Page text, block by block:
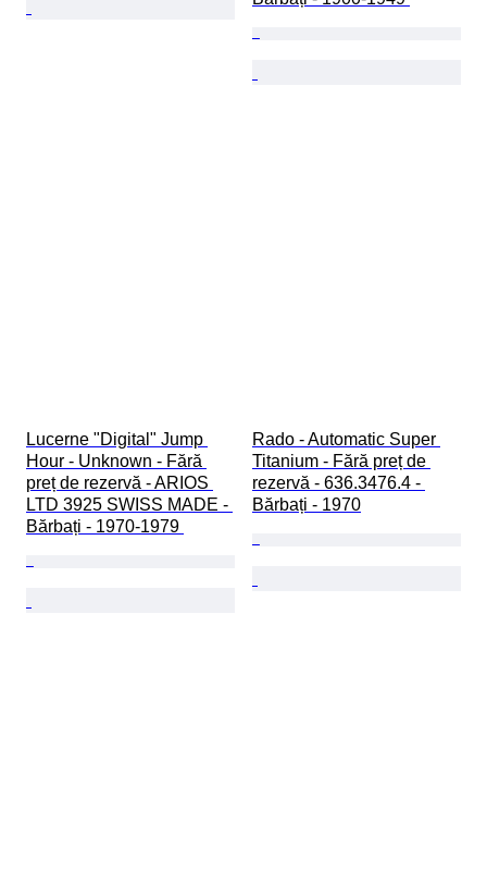
Lucerne "Digital" Jump
Hour - Unknown - Fără
preț de rezervă - ARIOS
LTD 3925 SWISS MADE -
Bărbați - 1970-1979
Rado - Automatic Super
Titanium - Fără preț de
rezervă - 636.3476.4 -
Bărbați - 1970